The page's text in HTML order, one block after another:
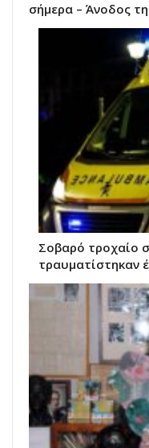
σήμερα – Άνοδος
Σοβαρό τροχαίο
τραυματίστηκαν